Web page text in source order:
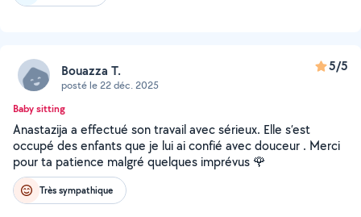
Bouazza T.
posté le 22 déc. 2025
5/5
Baby sitting
Anastazija a effectué son travail avec sérieux. Elle s’est
occupé des enfants que je lui ai confié avec douceur . Merci
pour ta patience malgré quelques imprévus 🌹
Très sympathique